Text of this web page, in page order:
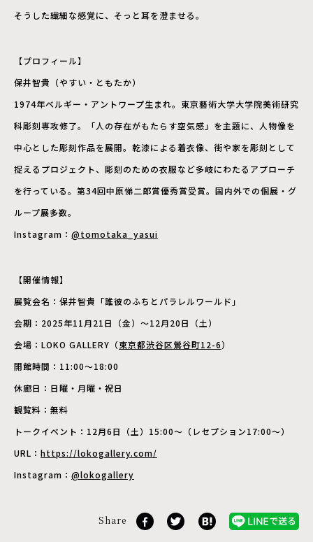
そうした繊細な感覚に、そっと耳を澄ませる。
【プロフィール】
保井智貴（やすい・ともたか）
1974年ベルギー・アントワープ生まれ。東京藝術大学大学院美術研究
科彫刻専攻修了。「人の存在がもたらす空気感」を主題に、人物像を
中心とした彫刻作品を展開。乾漆による着衣像、街や家を彫刻として
捉えるプロジェクト、彫刻のための衣服など多岐にわたるアプローチ
を行っている。第34回中原悌二郎賞優秀賞受賞。国内外での個展・グ
ループ展多数。
Instagram： @tomotaka_yasui
【開催情報】
展覧会名：保井智貴「誰彼のふちとパラレルワールド」
会期：2025年11月21日（金）～12月20日（土）
会場：LOKO GALLERY（東京都渋谷区鶯谷町12-6）
開館時間：11:00～18:00
休廊日：日曜・月曜・祝日
観覧料：無料
トークイベント：12月6日（土）15:00〜（レセプション17:00〜）
URL： https://lokogallery.com/
Instagram： @lokogallery
Share